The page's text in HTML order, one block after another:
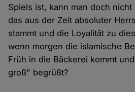
Spiels ist, kann man doch
das aus der Zeit absoluter
stammt und die Loyalität zu
wenn morgen die islamische
Früh in die Bäckerei kommt
groß" begrüßt?